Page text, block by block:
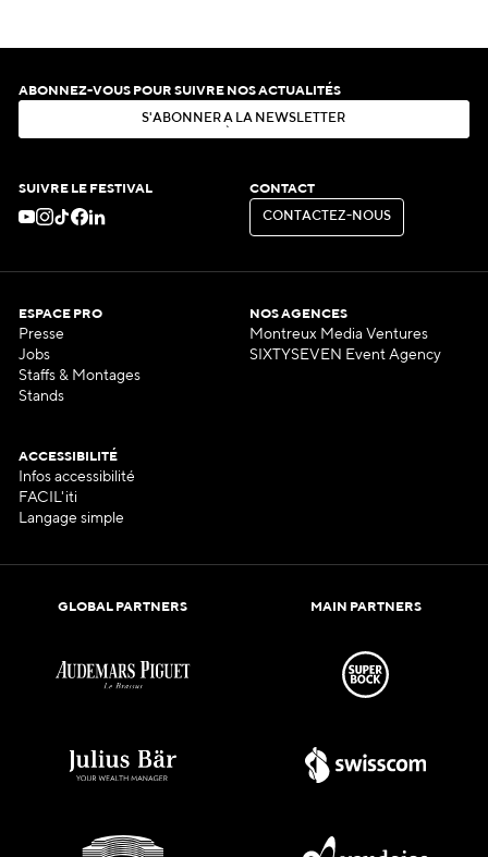
ABONNEZ-VOUS POUR SUIVRE NOS ACTUALITÉS
S'ABON N ER À LA N EWSLE ER
SUIVRE LE FESTIVAL CONTACT
CON ACT EZ-N OUS
CONTACTEZ-NOUS
ESPACE PRO
Presse
Jobs
Staffs & Montages
Stands
NOS AGENCES
Montreux Media Ventures
SIXTYSEVEN Event Agency
ACCESSIBILITÉ
Infos accessibilité
FACIL'iti
Langage simple
GLOBAL PARTNERS MAIN PARTNERS